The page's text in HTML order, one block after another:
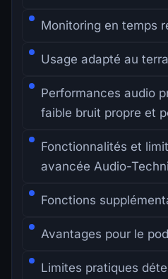
Monitoring en temps
Usage adapté au
Performances audio
faible bruit propre et
Fonctionnalités et
avancée Audio-
Fonctions
Avantages pour le
Limites pratiques